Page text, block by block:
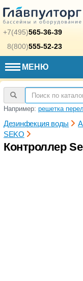
+7(495)565-36-39
8(800)555-52-23
МЕНЮ
Например: решетка
Дезинфекция воды
SEKO
Контроллер